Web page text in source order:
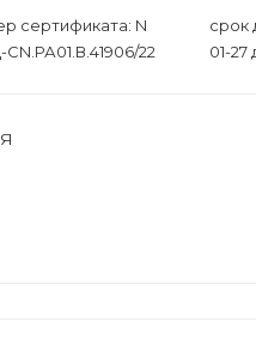
сертификата: N
CN.РА01.В.41906/22
срок
01-27